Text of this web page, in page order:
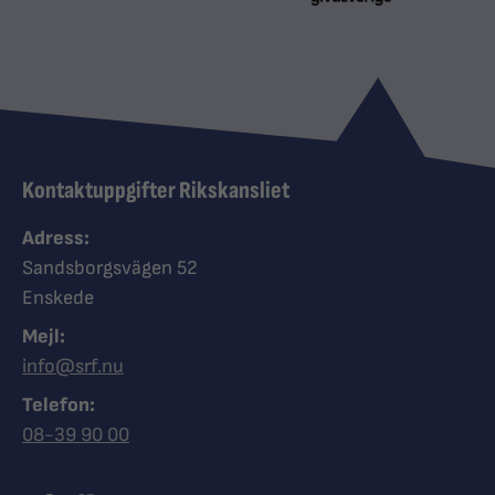
Kontaktuppgifter Rikskansliet
Adress:
Sandsborgsvägen 52
Enskede
Mejl:
info@srf.nu
Telefon:
Ring Synskadades riksförbund
08-39 90 00